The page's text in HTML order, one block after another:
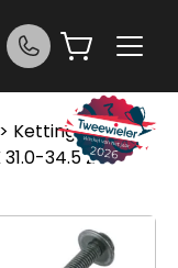
> Kettingen> Sks
31.0-34.5 ZW